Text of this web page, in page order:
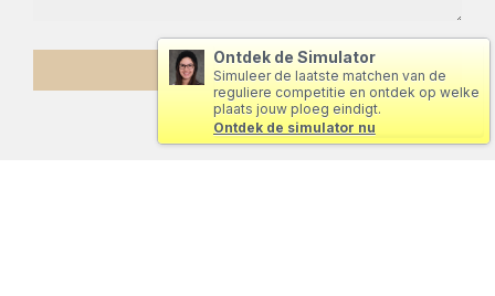
Ontdek de Simulator
Simuleer de laatste matchen van de
reguliere competitie en ontdek op welke
plaats jouw ploeg eindigt.
Ontdek de simulator nu